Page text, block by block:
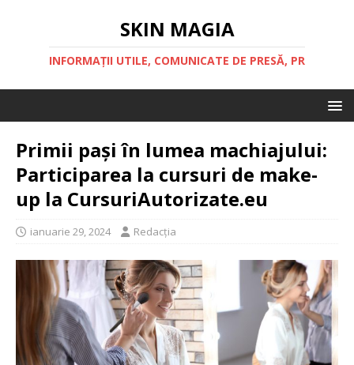
SKIN MAGIA
INFORMAȚII UTILE, COMUNICATE DE PRESĂ, PR
Primii pași în lumea machiajului:
Participarea la cursuri de make-
up la CursuriAutorizate.eu
ianuarie 29, 2024 Redacția